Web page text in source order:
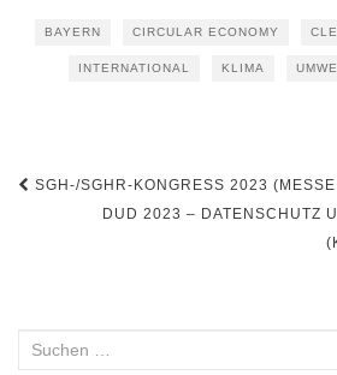
BAYERN CIRCULAR ECONOMY
INTERNATIONAL KLIMA
Beitragsnavigation
SGH-/SGHR-KONGRESS 2023
DUD 2023 – DATENSCHUTZ
Suchen